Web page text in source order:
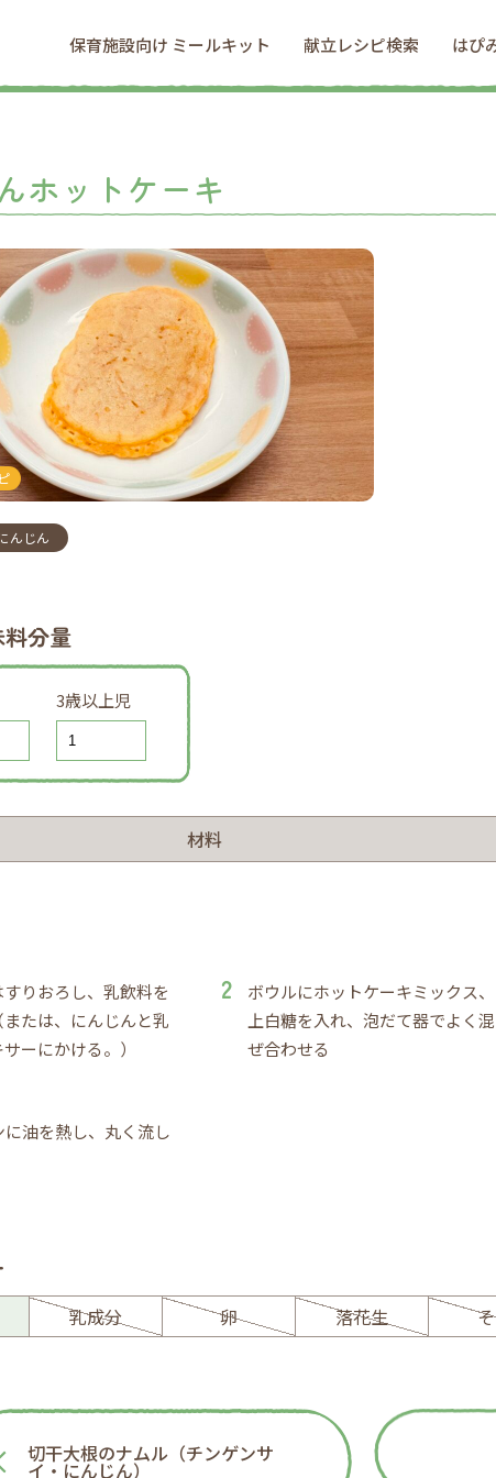
保育施設向け ミールキット 献立レシピ検索 はぴ
ホットケーキ
んじん
分量
3歳以上児
材料
りおろし、乳飲料を
たは、にんじんと乳
ーにかける。）
ボウルにホットケーキミックス、
上白糖を入れ、泡だて器でよく混
ぜ合わせる
に油を熱し、丸く流し
乳成分 卵 落花生
切干大根のナムル（チンゲンサ
イ・にんじん）